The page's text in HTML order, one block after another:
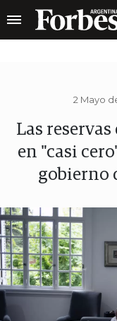
2 Mayo
Las
en "casi
gobierno